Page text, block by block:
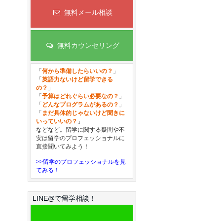
無料メール相談
無料カウンセリング
「 何から準備したらいいの？ 」
「 英語力ないけど留学できる
の？ 」
「 予算はどれぐらい必要なの？ 」
「 どんなプログラムがあるの？ 」
「 まだ具体的じゃないけど聞きに
いっていいの？ 」
などなど。留学に関する疑問や不
安は留学のプロフェッショナルに
直接聞いてみよう！
>>留学のプロフェッショナルを見
てみる！
LINE@で留学相談！